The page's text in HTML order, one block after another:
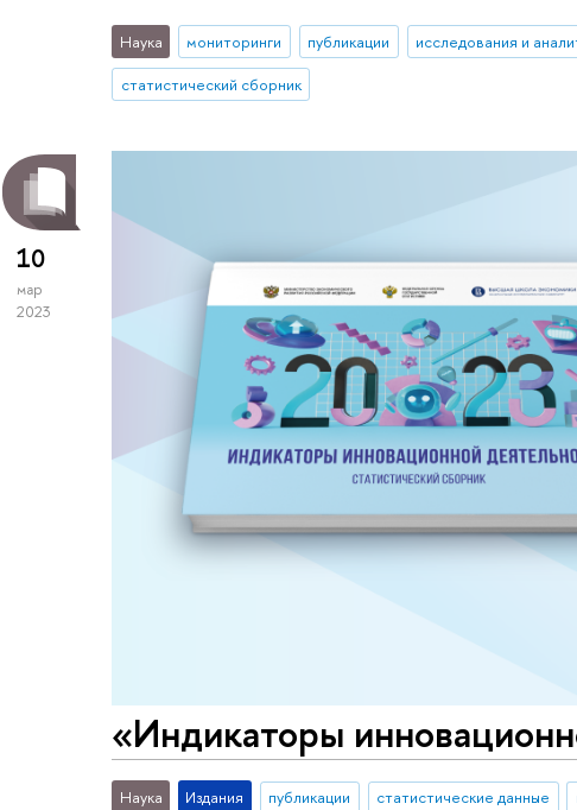
Наука мониторинги публикации исследования и
статистический сборник
10
мар
2023
«Индикаторы
Наука Издания публикации статистические данные